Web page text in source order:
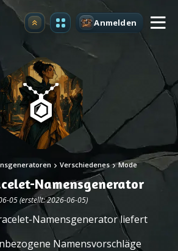
Upgrade Anmelden
Verschiedenes Mode
Namensgenerator
05 (erstellt: 2026-06-05)
Namensgenerator liefert
Namensvorschläge